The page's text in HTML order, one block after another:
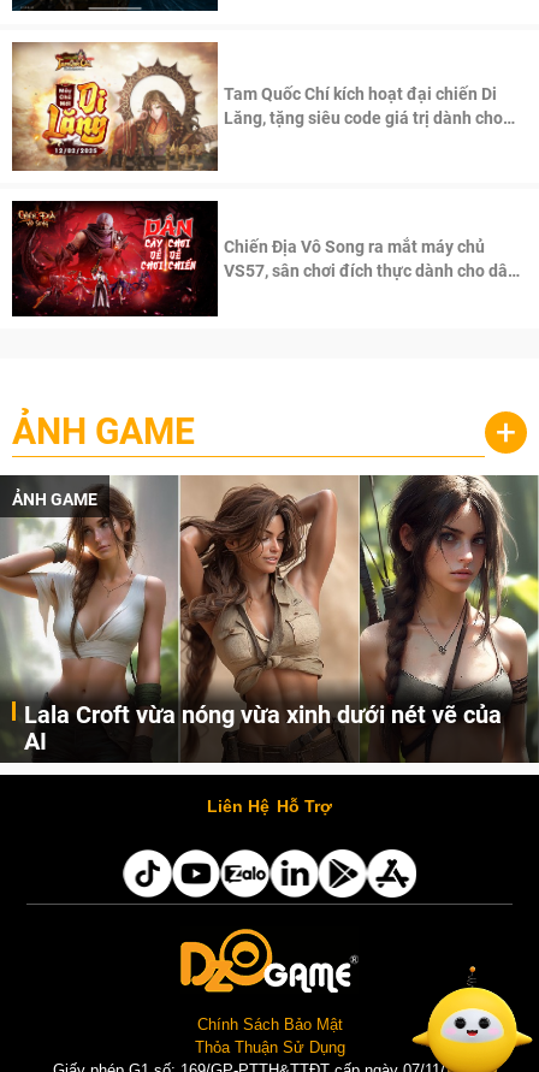
Tam Quốc Chí kích hoạt đại chiến Di
Lăng, tặng siêu code giá trị dành cho
Chiến Địa Vô Song ra mắt máy chủ
VS57, sân chơi đích thực dành cho dân
ẢNH GAME +
ẢNH GAME
Lala Croft vừa nóng vừa xinh dưới nét vẽ của
AI
Cùng đến với những hình ảnh Lala Croft của Tomb Raider dưới nét vẽ của AI. Một cô nàng xinh đẹp, nóng bỏng nhưng cũng rắn rỏi và mạnh mẽ.
Liên Hệ Hỗ Trợ
Chính Sách Bảo Mật
Thỏa Thuận Sử Dụng